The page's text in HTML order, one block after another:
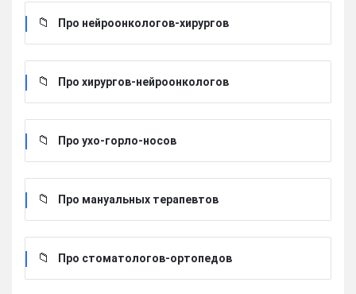
Про нейроонкологов-хирургов
Про хирургов-нейроонкологов
Про ухо-горло-носов
Про мануальных терапевтов
Про стоматологов-ортопедов